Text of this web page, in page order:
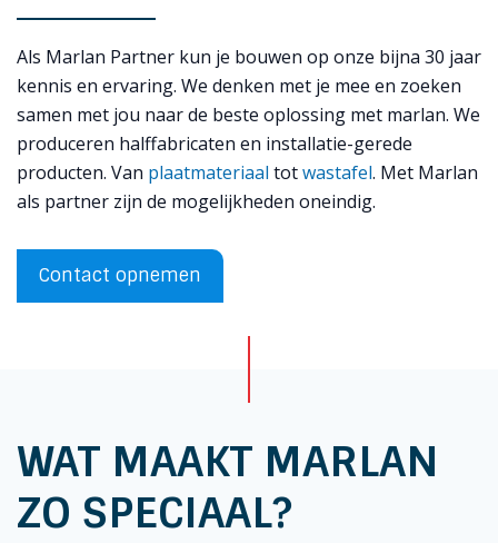
Als Marlan Partner kun je bouwen op onze bijna 30 jaar
kennis en ervaring. We denken met je mee en zoeken
samen met jou naar de beste oplossing met marlan. We
produceren halffabricaten en installatie-gerede
producten. Van plaatmateriaal totwastafel. Met Marlan
als partner zijn de mogelijkheden oneindig.
Contact opnemen
WAT MAAKT MARLAN
ZO SPECIAAL?